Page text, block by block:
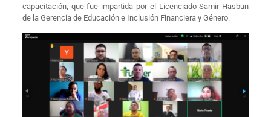
capacitación, que fue impartida por el Licenciado Samir Hasbun
de la Gerencia de Educación e Inclusión Financiera y Género.